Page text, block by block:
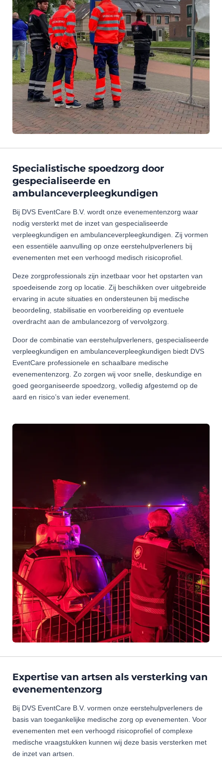
Specialistische spoedzorg door
gespecialiseerde en
ambulanceverpleegkundigen
Bij DVS EventCare B.V. wordt onze evenementenzorg waar
nodig versterkt met de inzet van gespecialiseerde
verpleegkundigen en ambulanceverpleegkundigen. Zij vormen
een essentiële aanvulling op onze eerstehulpverleners bij
evenementen met een verhoogd medisch risicoprofiel.
Deze zorgprofessionals zijn inzetbaar voor het opstarten van
spoedeisende zorg op locatie. Zij beschikken over uitgebreide
ervaring in acute situaties en ondersteunen bij medische
beoordeling, stabilisatie en voorbereiding op eventuele
overdracht aan de ambulancezorg of vervolgzorg.
Door de combinatie van eerstehulpverleners, gespecialiseerde
verpleegkundigen en ambulanceverpleegkundigen biedt DVS
EventCare professionele en schaalbare medische
evenementenzorg. Zo zorgen wij voor snelle, deskundige en
goed georganiseerde spoedzorg, volledig afgestemd op de
aard en risico’s van ieder evenement.
Expertise van artsen als versterking van
evenementenzorg
Bij DVS EventCare B.V. vormen onze eerstehulpverleners de
basis van toegankelijke medische zorg op evenementen. Voor
evenementen met een verhoogd risicoprofiel of complexe
medische vraagstukken kunnen wij deze basis versterken met
de inzet van artsen.